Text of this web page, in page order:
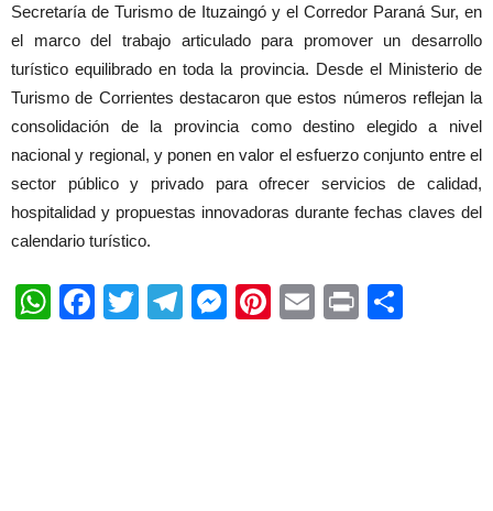
Secretaría de Turismo de Ituzaingó y el Corredor Paraná Sur, en
el marco del trabajo articulado para promover un desarrollo
turístico equilibrado en toda la provincia. Desde el Ministerio de
Turismo de Corrientes destacaron que estos números reflejan la
consolidación de la provincia como destino elegido a nivel
nacional y regional, y ponen en valor el esfuerzo conjunto entre el
sector público y privado para ofrecer servicios de calidad,
hospitalidad y propuestas innovadoras durante fechas claves del
calendario turístico.
WhatsApp
Facebook
Twitter
Telegram
Messenger
Pinterest
Email
Print